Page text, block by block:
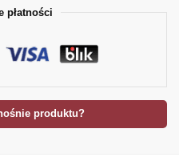
płatności
produktu?